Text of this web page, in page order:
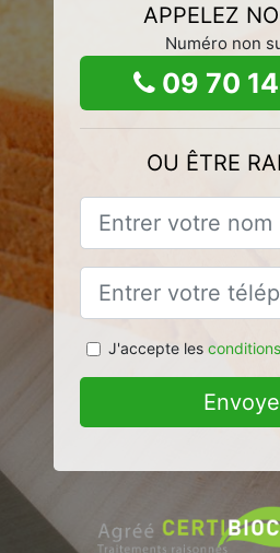
APPELEZ
Numéro non
09 70
OU ÊTRE
J'accepte les conditions